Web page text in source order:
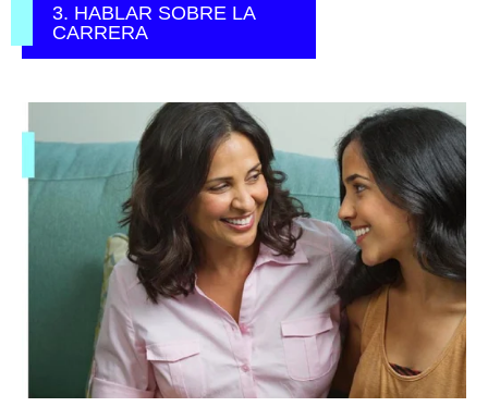
3. HABLAR SOBRE LA
CARRERA